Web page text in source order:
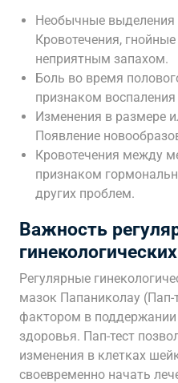
Необычные выделения
Кровотечения,
неприятным запахом.
Боль во время
признаком
Изменения в размере
Появление
Кровотечения между
признаком
других проблем.
Важность
Регулярные
мазок Папаниколау
фактором в поддержании
здоровья. Пап-тест
изменения в клетках
своевременно начать